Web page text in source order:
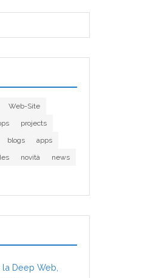
Web-Site
projects
blogs
apps
novità
news
Deep Web,